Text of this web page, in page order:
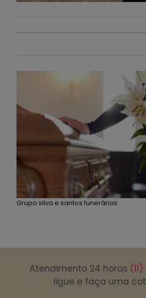
Grupo silva e santos funerárias
Atendimento 24 horas
ligue e faça uma